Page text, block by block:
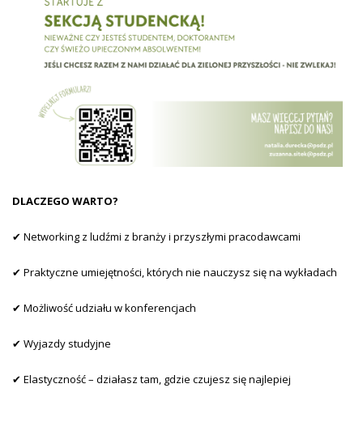
DLACZEGO WARTO?
✔ Networking z ludźmi z branży i przyszłymi pracodawcami
✔ Praktyczne umiejętności, których nie nauczysz się na wykładach
✔ Możliwość udziału w konferencjach
✔ Wyjazdy studyjne
✔ Elastyczność – działasz tam, gdzie czujesz się najlepiej